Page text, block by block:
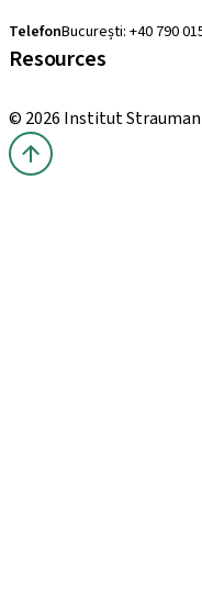
TelefonBucurești: +40 790
Resources
© 2026 Institut